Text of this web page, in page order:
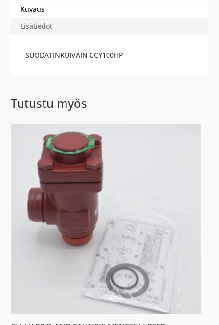
Kuvaus
Lisätiedot
SUODATINKUIVAIN CCY100HP
Tutustu myös